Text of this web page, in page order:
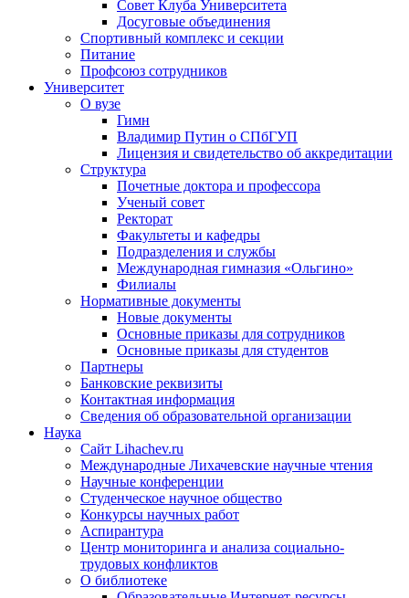
Совет Клуба Университета
Досуговые объединения
Спортивный комплекс и секции
Питание
Профсоюз сотрудников
Университет
О вузе
Гимн
Владимир Путин о СПбГУП
Лицензия и свидетельство об аккредитации
Структура
Почетные доктора и профессора
Ученый совет
Ректорат
Факультеты и кафедры
Подразделения и службы
Международная гимназия «Ольгино»
Филиалы
Нормативные документы
Новые документы
Основные приказы для сотрудников
Основные приказы для студентов
Партнеры
Банковские реквизиты
Контактная информация
Сведения об образовательной организации
Наука
Сайт Lihachev.ru
Международные Лихачевские научные чтения
Научные конференции
Студенческое научное общество
Конкурсы научных работ
Аспирантура
Центр мониторинга и анализа социально-
трудовых конфликтов
О библиотеке